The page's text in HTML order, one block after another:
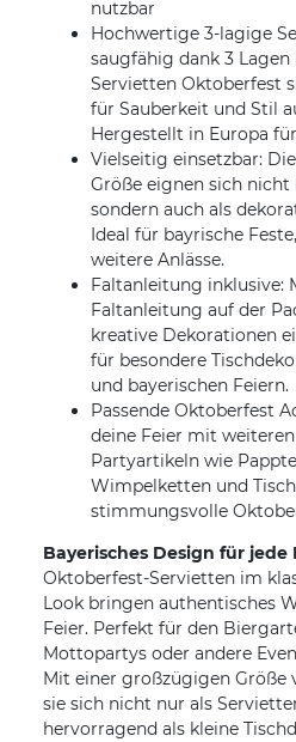
nutzbar
Hochwertige 3-lagige
saugfähig dank 3 Lagen
Servietten Oktoberfest
für Sauberkeit und Stil
Hergestellt in Europa
Vielseitig einsetzbar:
Größe eignen sich
sondern auch als
Ideal für bayrische
weitere Anlässe.
Faltanleitung inklusive:
Faltanleitung auf der
kreative Dekorationen
für besondere
und bayerischen Feiern.
Passende Oktoberfest
deine Feier mit
Partyartikeln wie
Wimpelketten und
stimmungsvolle
Bayerisches Design für jede
Oktoberfest-Servietten im
Look bringen authentisches
Feier. Perfekt für den
Mottopartys oder andere
Mit einer großzügigen Größe
sie sich nicht nur als
hervorragend als kleine